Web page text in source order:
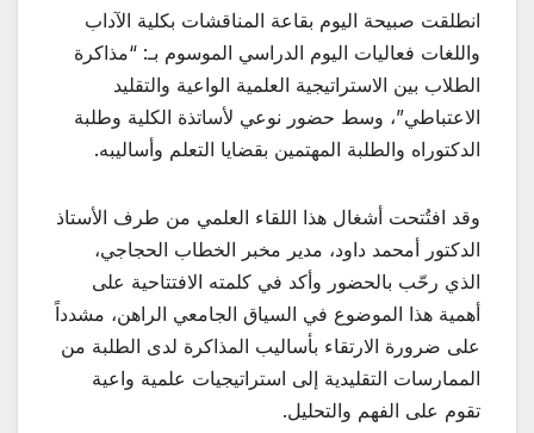
انطلقت صبيحة اليوم بقاعة المناقشات بكلية الآداب
واللغات فعاليات اليوم الدراسي الموسوم بـ: “مذاكرة
الطلاب بين الاستراتيجية العلمية الواعية والتقليد
الاعتباطي”، وسط حضور نوعي لأساتذة الكلية وطلبة
الدكتوراه والطلبة المهتمين بقضايا التعلم وأساليبه.
وقد افتُتحت أشغال هذا اللقاء العلمي من طرف الأستاذ
الدكتور أمحمد داود، مدير مخبر الخطاب الحجاجي،
الذي رحّب بالحضور وأكد في كلمته الافتتاحية على
أهمية هذا الموضوع في السياق الجامعي الراهن، مشدداً
على ضرورة الارتقاء بأساليب المذاكرة لدى الطلبة من
الممارسات التقليدية إلى استراتيجيات علمية واعية
تقوم على الفهم والتحليل.